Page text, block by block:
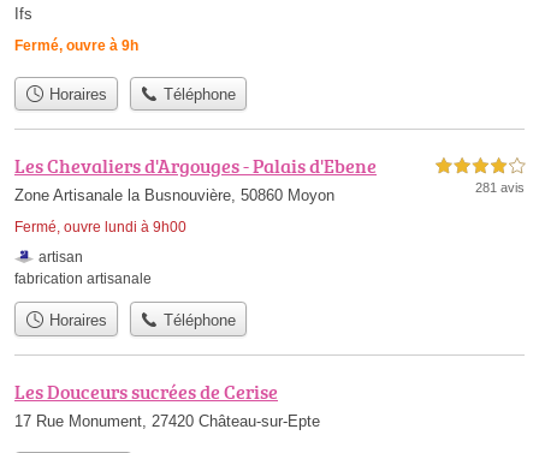
Ifs
Fermé, ouvre à 9h
Horaires Téléphone
Les Chevaliers d'Argouges - Palais d'Ebene
Zone Artisanale la Busnouvière, 50860 Moyon
Fermé, ouvre lundi à 9h00
4,0 étoiles sur 5
281 avis
artisan
fabrication artisanale
Horaires Téléphone
Les Douceurs sucrées de Cerise
17 Rue Monument, 27420 Château-sur-Epte